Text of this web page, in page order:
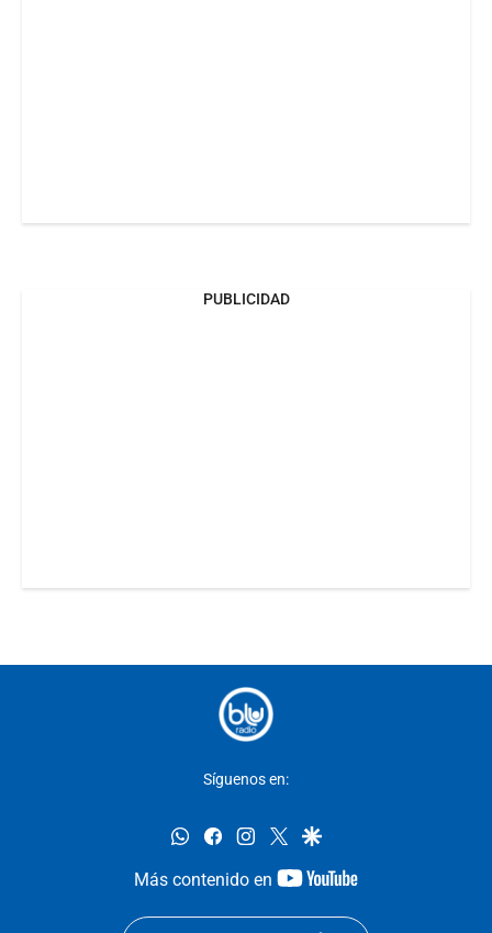
PUBLICIDAD
Síguenos en:
whatsappfacebookinstagram
twittergoogle
Más contenido en
youtube-